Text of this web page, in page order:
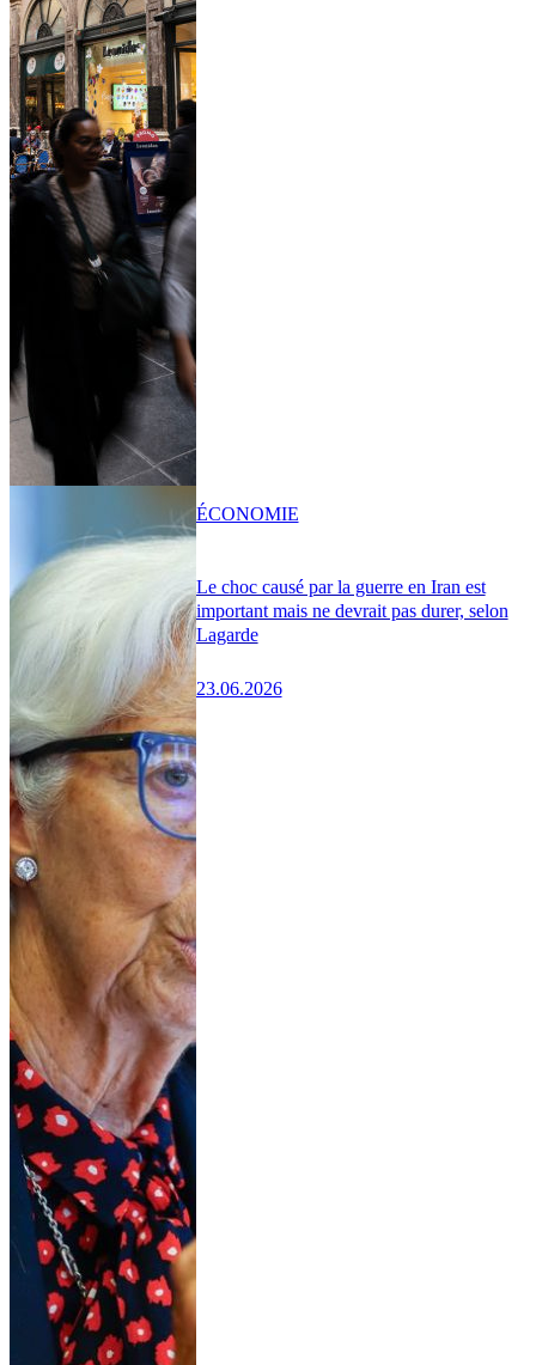
Le choc causé par la guerre en Iran est
important mais ne devrait pas durer, selon
Lagarde
23.06.2026
ÉCONOMIE